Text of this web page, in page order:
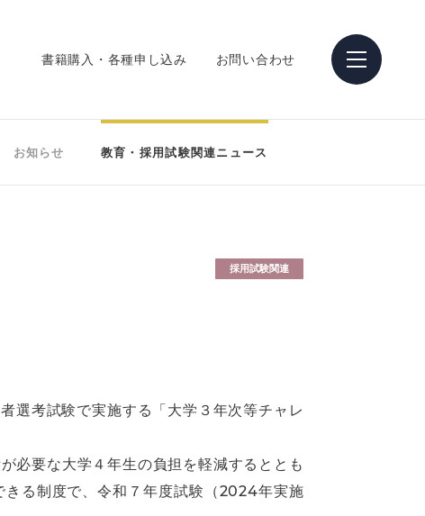
書籍購入・各種申し込み お問い合わせ
お知らせ 教育・採用試験関連ニュース
採用試験関連
選考試験で実施する「大学３年次等チャレ
必要な大学４年生の負担を軽減するととも
る制度で、令和７年度試験（2024年実施